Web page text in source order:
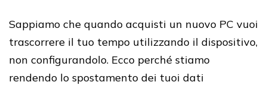
Sappiamo che quando acquisti un nuovo PC vuoi
trascorrere il tuo tempo utilizzando il dispositivo,
non configurandolo. Ecco perché stiamo
rendendo lo spostamento dei tuoi dati